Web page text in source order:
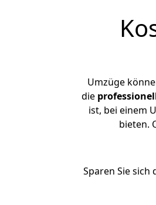
Umzüge
die
ist, bei einem
bieten.
Sparen Sie